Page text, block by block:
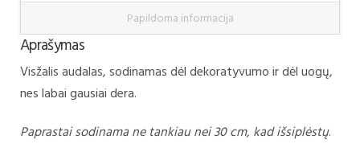
Papildoma informacija
Aprašymas
Visžalis audalas, sodinamas dėl dekoratyvumo ir dėl uogų,
nes labai gausiai dera.
Paprastai sodinama ne tankiau nei 30 cm, kad išsiplėstų.